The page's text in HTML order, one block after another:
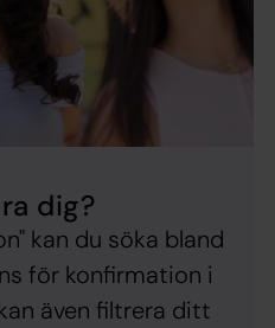
dig?
kan du söka bland
för konfirmation i
även filtrera ditt